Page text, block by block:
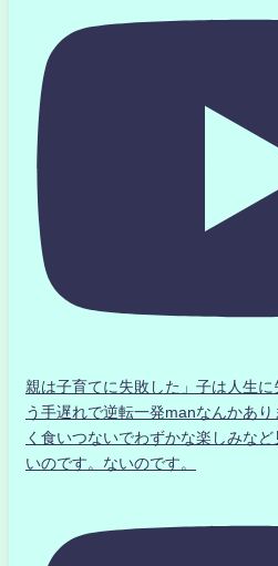
親は子育てに失敗した」子は人生
う手遅れで逆転一発manなんかあり
く食いつないでわずかな楽しみな
いのです。ないのです。